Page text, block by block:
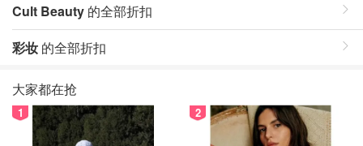
Cult Beauty 的全部折扣
彩妆 的全部折扣
大家都在抢
1 2